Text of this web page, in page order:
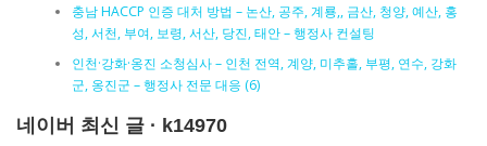
충남 HACCP 인증 대처 방법 – 논산, 공주, 계룡,, 금산, 청양, 예산, 홍
성, 서천, 부여, 보령, 서산, 당진, 태안 – 행정사 컨설팅
인천·강화·옹진 소청심사 – 인천 전역, 계양, 미추홀, 부평, 연수, 강화
군, 옹진군 – 행정사 전문 대응 (6)
네이버 최신 글 · k14970